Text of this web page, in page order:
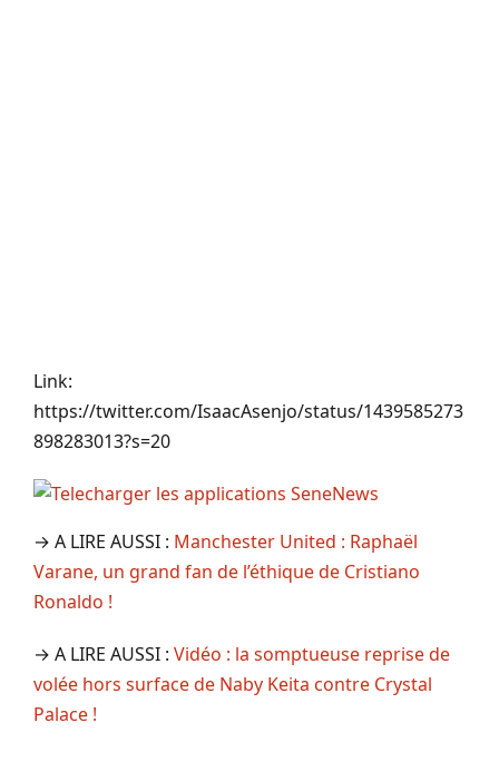
Link:
https://twitter.com/IsaacAsenjo/status/1439585273
898283013?s=20
→ A LIRE AUSSI : Manchester United : Raphaël
Varane, un grand fan de l’éthique de Cristiano
Ronaldo !
→ A LIRE AUSSI : Vidéo : la somptueuse reprise de
volée hors surface de Naby Keita contre Crystal
Palace !